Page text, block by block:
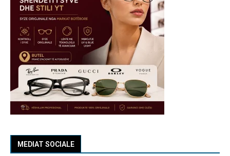
MEDIAT SOCIALE